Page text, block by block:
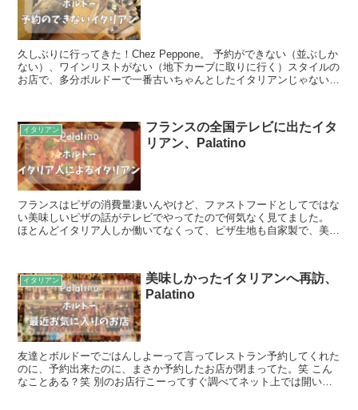
久しぶりに行ってきた！Chez Peppone。 予約ができない（並ぶしか
ない）、ワインリストがない（地下カーブに取りに行く）スタイルの
お店で、多分ボルドーで一番古いちゃんとしたイタリアンじゃないか
イタリアン
フランスの全国テレビに出たイタ
リアン、Palatino
フランスはピザの消費量凄いんやけど、ファストフードとしてではな
い美味しいピザの話がテレビでやってたので何気なく見てました。
ほとんどイタリア人しか働いてなくって、ピザ生地も自家製で、美味
イタリアン
美味しかったイタリアンへ再訪、
Palatino
友達とボルドーでごはんしよーって言ってレストラン予約してくれた
のに、予約出来たのに、まさか予約したお店が閉まってた。笑 こん
なことある？笑 別のお店行こーってすぐ調べてネット上では開いて